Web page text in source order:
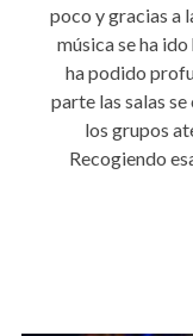
poco y gracias a
música se ha
ha podido
parte las salas
los grupos
Recogiendo